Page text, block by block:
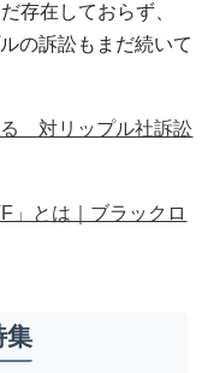
存在しておらず、
の訴訟もまだ続いて
る 対リップル社訴訟
」とは｜ブラックロ
集